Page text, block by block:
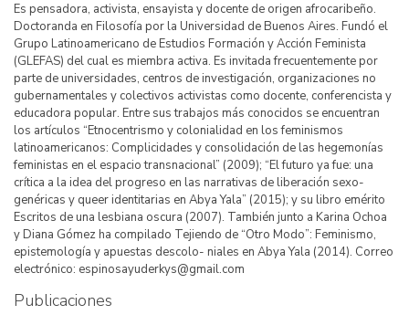
Es pensadora, activista, ensayista y docente de origen afrocaribeño.
Doctoranda en Filosofía por la Universidad de Buenos Aires. Fundó el
Grupo Latinoamericano de Estudios Formación y Acción Feminista
(GLEFAS) del cual es miembra activa. Es invitada frecuentemente por
parte de universidades, centros de investigación, organizaciones no
gubernamentales y colectivos activistas como docente, conferencista y
educadora popular. Entre sus trabajos más conocidos se encuentran
los artículos “Etnocentrismo y colonialidad en los feminismos
latinoamericanos: Complicidades y consolidación de las hegemonías
feministas en el espacio transnacional” (2009); “El futuro ya fue: una
crítica a la idea del progreso en las narrativas de liberación sexo-
genéricas y queer identitarias en Abya Yala” (2015); y su libro emérito
Escritos de una lesbiana oscura (2007). También junto a Karina Ochoa
y Diana Gómez ha compilado Tejiendo de “Otro Modo”: Feminismo,
epistemología y apuestas descolo- niales en Abya Yala (2014). Correo
electrónico: espinosayuderkys@gmail.com
Publicaciones